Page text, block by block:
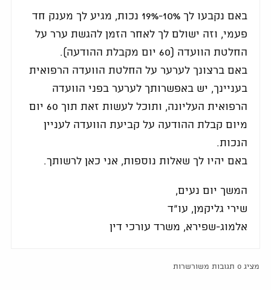
באם נקבעו לך 10%-19% נכות, מגיע לך מענק חד
פעמי, וזה ישולם לך לאחר הזמן להגשת ערר על
החלטת הוועדה (60 יום מקבלת ההודעה).
באם ברצונך לערער על החלטת הוועדה הרפואית
בעניינך, יש באפשרותך לערער בפני הוועדה
הרפואית העליונה, ותוכל לעשות זאת תוך 60 יום
מיום קבלת ההודעה על קביעת הוועדה לעניין
הנכות.
באם יהיו לך שאלות נוספות, אני כאן לרשותך.
המשך יום נעים,
שירי גליקמן, עו"ד
אלמוג-שפירא, משרד עורכי דין
מציג 0 תגובות משורשרות